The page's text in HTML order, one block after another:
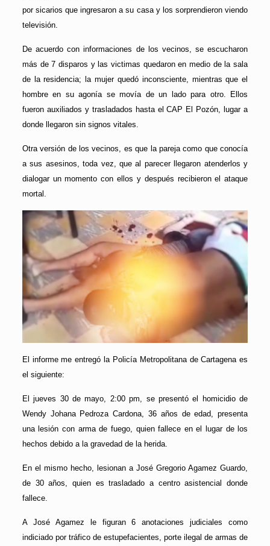
por sicarios que ingresaron a su casa y los sorprendieron viendo
televisión.
De acuerdo con informaciones de los vecinos, se escucharon
más de 7 disparos y las victimas quedaron en medio de la sala
de la residencia; la mujer quedó inconsciente, mientras que el
hombre en su agonía se movía de un lado para otro. Ellos
fueron auxiliados y trasladados hasta el CAP El Pozón, lugar a
donde llegaron sin signos vitales.
Otra versión de los vecinos, es que la pareja como que conocía
a sus asesinos, toda vez, que al parecer llegaron atenderlos y
dialogar un momento con ellos y después recibieron el ataque
mortal.
El informe me entregó la Policía Metropolitana de Cartagena es
el siguiente:
El jueves 30 de mayo, 2:00 pm, se presentó el homicidio de
Wendy Johana Pedroza Cardona, 36 años de edad, presenta
una lesión con arma de fuego, quien fallece en el lugar de los
hechos debido a la gravedad de la herida.
En el mismo hecho, lesionan a José Gregorio Agamez Guardo,
de 30 años, quien es trasladado a centro asistencial donde
fallece.
A José Agamez le figuran 6 anotaciones judiciales como
indiciado por tráfico de estupefacientes, porte ilegal de armas de